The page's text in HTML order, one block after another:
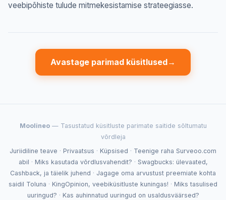
veebipõhiste tulude mitmekesistamise strateegiasse.
Avastage parimad küsitlused→
Moolineo— Tasustatud küsitluste parimate saitide sõltumatu
võrdleja
Juriidiline teave · Privaatsus · Küpsised · Teenige raha Surveoo.com
abil · Miks kasutada võrdlusvahendit? · Swagbucks: ülevaated,
Cashback, ja täielik juhend · Jagage oma arvustust preemiate kohta
saidil Toluna · KingOpinion, veebiküsitluste kuningas! · Miks tasulised
uuringud? · Kas auhinnatud uuringud on usaldusväärsed?